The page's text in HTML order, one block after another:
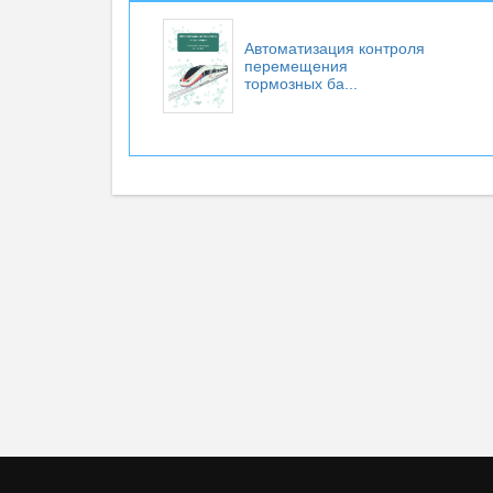
Автоматизация контроля
перемещения
тормозных ба...